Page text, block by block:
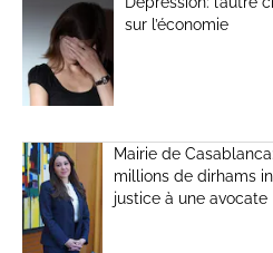
sur l’économie
Mairie de
millions de dirhams
justice à une avocate